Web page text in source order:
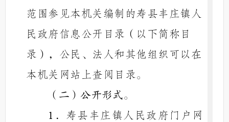
范围参见本机关编制的寿县丰庄镇 人
民政府信息公开目录（以下简称目
录），公民、法人和其他组织可以在
本机关网站上查阅目录。
（二）公开形式。
1 ．寿县丰庄镇人民政府门户网